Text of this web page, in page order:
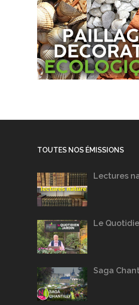
TOUTES NOS ÉMISSIONS
Lectures
Le
Saga